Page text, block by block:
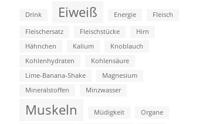
Drink Eiweiß Energie Fleisch
Fleischersatz Fleischstücke
Hirn
Hähnchen
Kalium
Knoblauch
Kohlenhydraten
Kohlensäure
Lime-Banana-Shake
Magnesium
Mineralstoffen
Minzwasser
Muskeln Müdigkeit Organe